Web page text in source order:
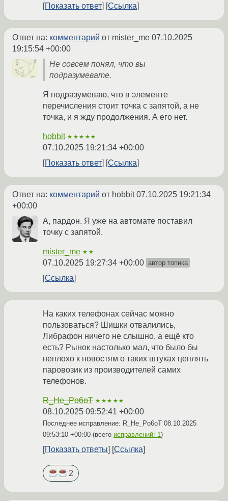
Показать ответ Ссылка
Ответ на: комментарий от mister_me 07.10.2025
19:15:54 +00:00
Не совсем понял, что вы
подразумевате.
Я подразумеваю, что в элементе
перечисления стоит точка с запятой, а не
точка, и я жду продолжения. А его нет.
hobbit ★★★★★
07.10.2025 19:21:34 +00:00
Показать ответ
Ссылка
Ответ на: комментарий от hobbit07.10.2025 19:21:34
+00:00
А, пардон. Я уже на автомате поставил
точку с запятой.
mister_me ★★
07.10.2025 19:27:34 +00:00 автор топика
Ссылка
На каких телефонах сейчас можно
пользоваться? Шишки отвалились,
Либрафон ничего не слышно, а ещё кто
есть? Рынок настолько мал, что было бы
неплохо к новостям о таких штуках цеплять
паровозик из производителей самих
телефонов.
R_He_Po6oT ★★★★★
08.10.2025 09:52:41 +00:00
Последнее исправление: R_He_Po6oT 08.10.2025
09:53:10 +00:00 (всего исправлений: 1 )
Показать ответы Ссылка
2